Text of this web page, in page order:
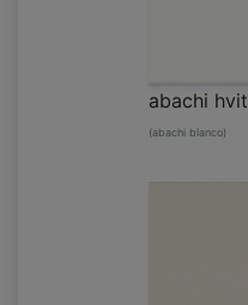
abachi hvit
(abachi blanco)